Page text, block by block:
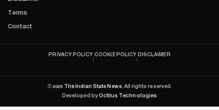
Terms
Contact
PRIVACY POLICY COOKIE POLICY DISCLAIMER
©2026 The Indian State News. All rights reserved.
Developed by Octilus Technologies